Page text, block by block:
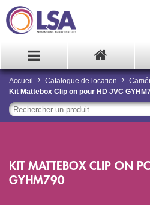
Accueil Catalogue de location
Kit Mattebox Clip on pour HD JVC
KIT MATTEBOX CLIP ON
GYHM790